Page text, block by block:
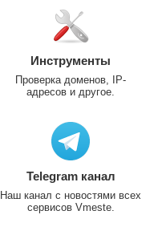
Инструменты
Проверка доменов, IP-
адресов и другое.
Telegram канал
Наш канал с новостями всех
сервисов Vmeste.